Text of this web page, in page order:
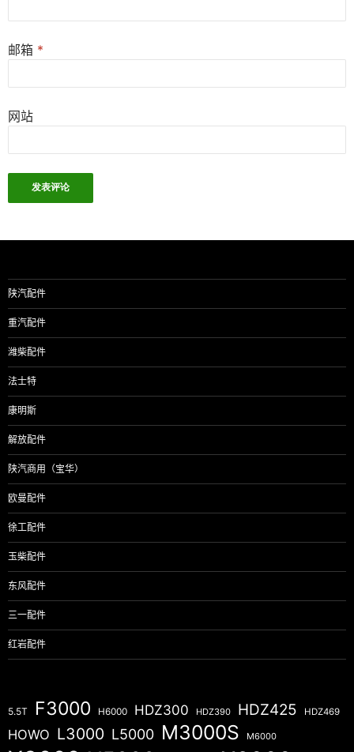
邮箱 *
网站
陕汽配件
重汽配件
潍柴配件
法士特
康明斯
解放配件
陕汽商用（宝华）
欧曼配件
徐工配件
玉柴配件
东风配件
三一配件
红岩配件
5.5T F3000 H6000 HDZ300 HDZ390 HDZ425 HDZ469
HOWO L3000 L5000 M3000S M6000